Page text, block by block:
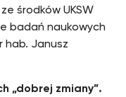
środków UKSW
badań naukowych
hab. Janusz
„dobrej zmiany”.